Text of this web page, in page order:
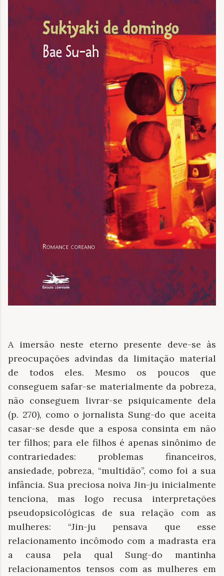
A imersão neste eterno presente deve-se às
preocupações advindas da limitação material
de todos eles. Mesmo os poucos que
conseguem safar-se materialmente da pobreza,
não conseguem livrar-se psiquicamente dela
(p. 270), como o jornalista Sung-do que aceita
casar-se desde que a esposa consinta em não
ter filhos; para ele filhos é apenas sinônimo de
contrariedades: problemas financeiros,
ansiedade, pobreza, “multidão”, como foi a sua
infância. Sua preciosa noiva Jin-ju inicialmente
tenciona, mas logo recusa interpretações
pseudopsicológicas de sua relação com as
mulheres: “Jin-ju pensava que esse
relacionamento incômodo com a madrasta era
a causa pela qual Sung-do mantinha
relacionamentos tensos com as mulheres em